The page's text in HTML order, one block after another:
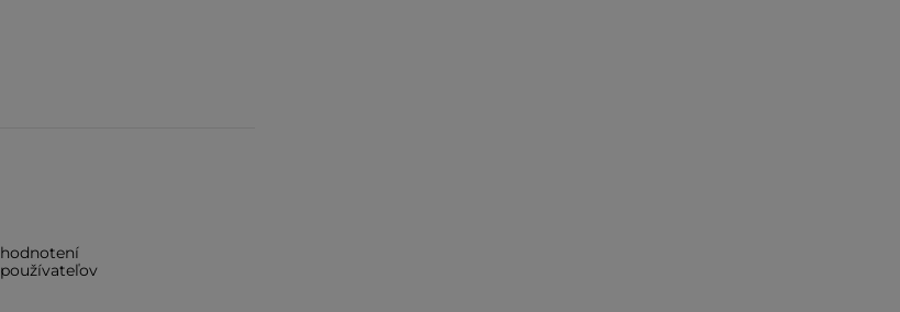
hodnotení
používateľov